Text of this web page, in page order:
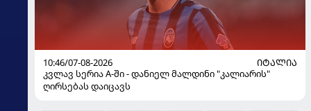
10:46/07-08-2026
ᲘᲢᲐᲚᲘᲐ
კვლავ სერია A-ში - დანიელ მალდინი "კალიარის"
ღირსებას დაიცავს